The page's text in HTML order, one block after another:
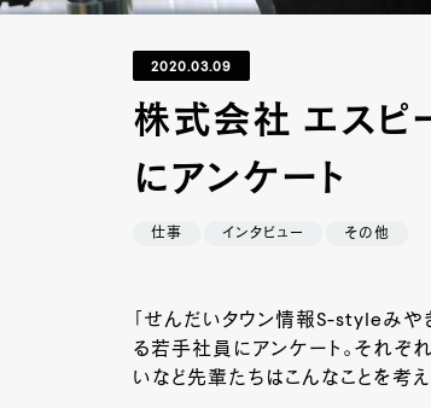
2020.03.09
株式会社 エスピ
にアンケート
仕事 インタビュー その他
「せんだいタウン情報S-styleみや
る若手社員にアンケート。それぞ
いなど先輩たちはこんなことを考え